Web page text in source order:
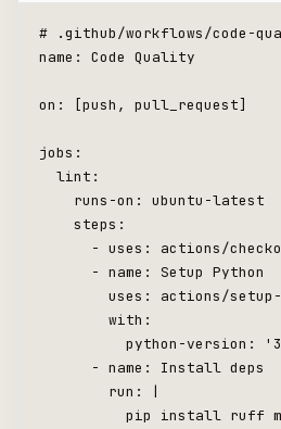
# .github/workflows/code-
name: Code Quality
on: [push, pull_request]
jobs:
  lint:
    runs
-on: ubuntu -latest
    steps:
      -
uses: actions/
      -
name: Setup Python
        uses: actions
/setup
        with
:
          python
-version:
      -
name: Install deps
        run:
|
pip install ruff